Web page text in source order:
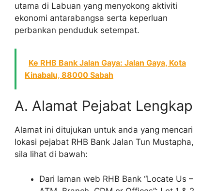
utama di Labuan yang menyokong aktiviti
ekonomi antarabangsa serta keperluan
perbankan penduduk setempat.
Ke RHB Bank Jalan Gaya: Jalan Gaya, Kota
Kinabalu, 88000 Sabah
A. Alamat Pejabat Lengkap
Alamat ini ditujukan untuk anda yang mencari
lokasi pejabat RHB Bank Jalan Tun Mustapha,
sila lihat di bawah:
Dari laman web RHB Bank “Locate Us –